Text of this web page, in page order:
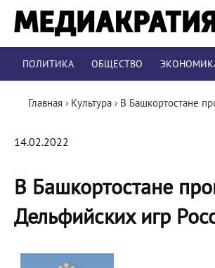
ПОЛИТИКА ОБЩЕСТВО
Главная › Культура › В Башкортостане
14.02.2022
В Башкортостане
Дельфийских игр